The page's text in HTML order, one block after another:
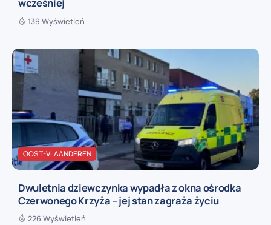
wcześniej
139 Wyświetleń
OOST-VLAANDEREN
Dwuletnia dziewczynka wypadła z okna ośrodka
Czerwonego Krzyża – jej stan zagraża życiu
226 Wyświetleń